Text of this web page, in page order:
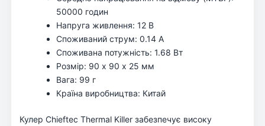
50000 годин
Напруга живлення: 12 В
Споживаний струм: 0.14 А
Споживана потужність: 1.68 Вт
Розмір: 90 х 90 х 25 мм
Вага: 99 г
Країна виробництва: Китай
Кулер Chieftec Thermal Killer забезпечує високу